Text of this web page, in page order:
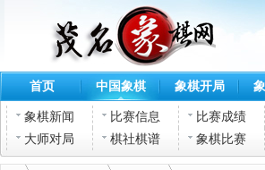
首页 中国象棋 象棋开局
象棋新闻 比赛信息 比赛成绩
大师对局
棋社棋谱 象棋比赛